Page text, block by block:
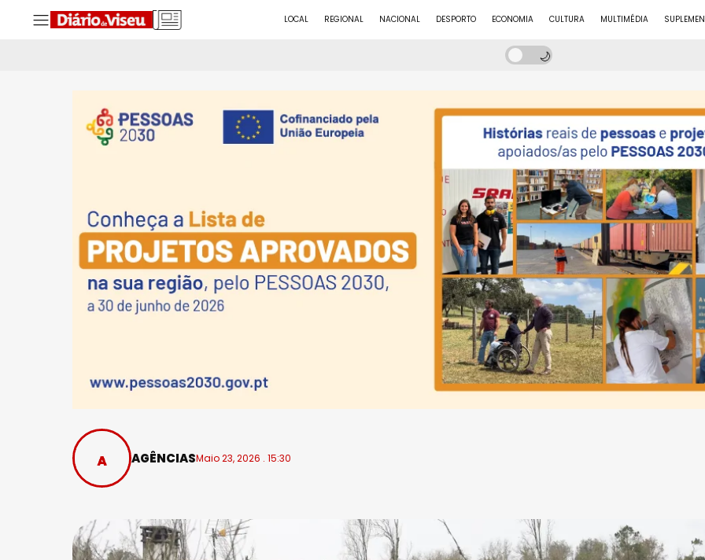
LOCAL REGIONAL NACIONAL DESPORTO ECONOMIA CULTURA MULTIMÉDIA
AGÊNCIASMaio 23, 2026 . 15:30